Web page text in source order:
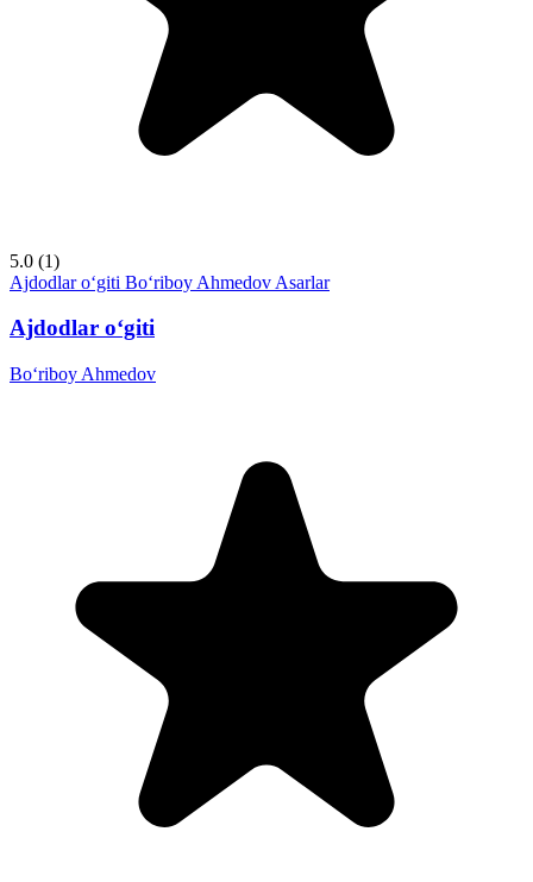
5.0 (1)
Ajdodlar o‘giti Bo‘riboy Ahmedov Asarlar
Ajdodlar o‘giti
Bo‘riboy Ahmedov